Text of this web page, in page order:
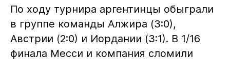
По ходу турнира аргентинцы обыграли
в группе команды Алжира (3:0),
Австрии (2:0) и Иордании (3:1). В 1/16
финала Месси и компания сломили